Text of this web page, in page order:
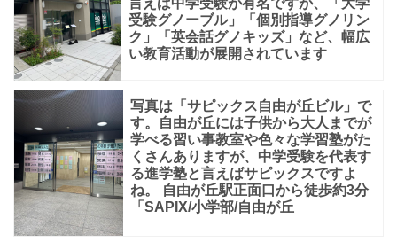
映
像
授
業
と
一
人
ひ
と
言えば中学受験が有名ですが、「大学
受験グノーブル」「個別指導グノリン
ク」「英会話グノキッズ」など、幅広
い教育活動が展開されています
写真は「サピックス自由が丘ビル」で
す。自由が丘には子供から大人までが
学べる習い事教室や色々な学習塾がた
くさんありますが、中学受験を代表す
る進学塾と言えばサピックスですよ
ね。 自由が丘駅正面口から徒歩約3分
「SAPIX/小学部/自由が丘